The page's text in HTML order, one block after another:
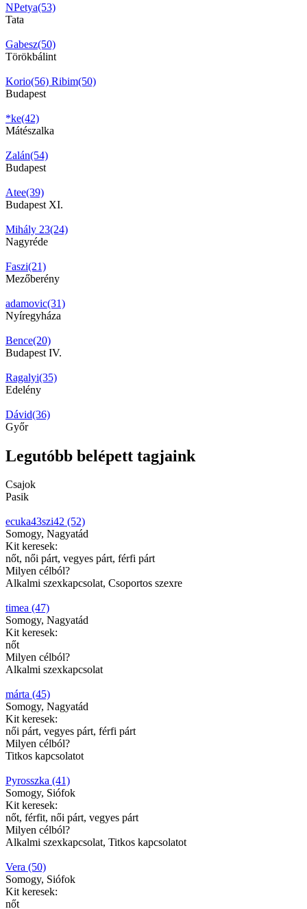
NPetya(53)
Tata
Gabesz(50)
Törökbálint
Korio(56) Ribim(50)
Budapest
*ke(42)
Mátészalka
Zalán(54)
Budapest
Atee(39)
Budapest XI.
Mihály 23(24)
Nagyréde
Faszi(21)
Mezőberény
adamovic(31)
Nyíregyháza
Bence(20)
Budapest IV.
Ragalyi(35)
Edelény
Dávid(36)
Győr
Legutóbb belépett tagjaink
Csajok
Pasik
ecuka43szi42 (52)
Somogy, Nagyatád
Kit keresek:
nőt, női párt, vegyes párt, férfi párt
Milyen célból?
Alkalmi szexkapcsolat, Csoportos szexre
timea (47)
Somogy, Nagyatád
Kit keresek:
nőt
Milyen célból?
Alkalmi szexkapcsolat
márta (45)
Somogy, Nagyatád
Kit keresek:
női párt, vegyes párt, férfi párt
Milyen célból?
Titkos kapcsolatot
Pyrosszka (41)
Somogy, Siófok
Kit keresek:
nőt, férfit, női párt, vegyes párt
Milyen célból?
Alkalmi szexkapcsolat, Titkos kapcsolatot
Vera (50)
Somogy, Siófok
Kit keresek:
nőt